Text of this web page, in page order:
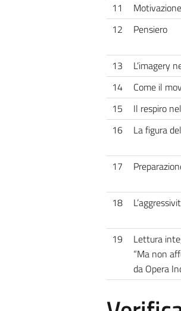
11
12
Pensiero
13
L’imagery
14
Come il
15
Il respiro
16
La figura
17
18
19
Lettura
“Ma non
da Opera